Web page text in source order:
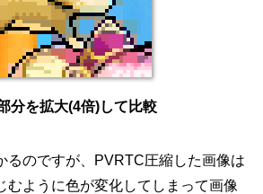
分を拡大(4倍)して比較
るのですが、PVRTC圧縮した画像は
むように色が変化してしまって画像